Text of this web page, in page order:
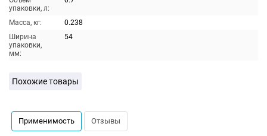
упаковки, л:
Масса, кг:
0.238
Ширина
упаковки,
мм:
54
Похожие товары
Применимость Отзывы